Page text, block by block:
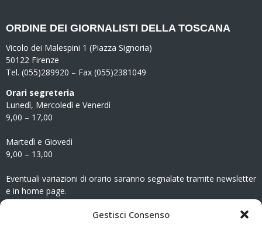
Gestisci Consenso
ORDINE DEI GIORNALISTI DELLA TOSCANA
Vicolo dei Malespini 1 (Piazza Signoria)
50122 Firenze
Tel. (055)289920 – Fax (055)2381049
Orari segreteria
Lunedì, Mercoledì e Venerdì
9,00 – 17,00
Martedì e Giovedì
9,00 – 13,00
Eventuali variazioni di orario saranno segnalate tramite newsletter
e in home page.